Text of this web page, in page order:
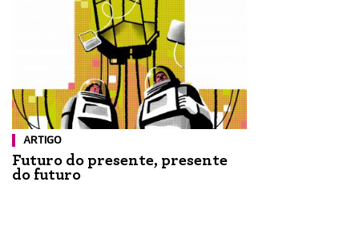
ARTIGO
Futuro do presente, presente
do futuro